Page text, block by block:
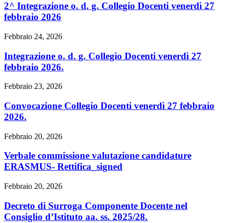
2^ Integrazione o. d. g. Collegio Docenti venerdì 27
febbraio 2026
Febbraio 24, 2026
Integrazione o. d. g. Collegio Docenti venerdì 27
febbraio 2026.
Febbraio 23, 2026
Convocazione Collegio Docenti venerdì 27 febbraio
2026.
Febbraio 20, 2026
Verbale commissione valutazione candidature
ERASMUS- Rettifica_signed
Febbraio 20, 2026
Decreto di Surroga Componente Docente nel
Consiglio d’Istituto aa. ss. 2025/28.